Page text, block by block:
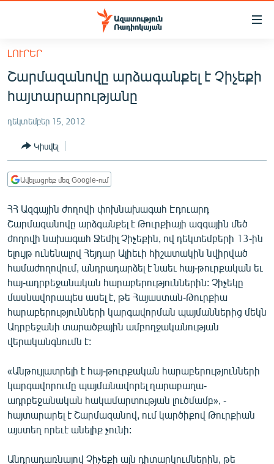
Մատչելիության
հիմնական
բովանդակությանը
Անցնել
հիմնական
մենյուին
ՀԱՅԱՍՏԱՆ
ՔԱՂԱՔԱԿԱՆ
ԸՆՏՐՈՒԹՅՈՒՆՆԵՐ 2026
ԻՐԱՎՈՒՆՔ
ՀԱՍԱՐԱԿՈՒԹՅՈՒՆ
ՂԱՐԱԲԱՂ
ՊԱՏԵՐԱԶՄԻ 6 ՇԱԲԱԹՆԵՐԸ
ՏԱՐԱԾԱՇՐՋԱՆ
ՄԻՋԱԶԳԱՅԻՆ
ՄՇԱԿՈՒՅԹ
ՍՊՈՐՏ
ՄԵԿՆԱԲԱՆՈՒԹՅՈՒՆ
ՏՏ ԵՒ ԻՆՏԵՐՆԵՏ
ԿՈՐՈՆԱՎԻՐՈՒՍ
ԱՐԽԻՎ
ՏԵՍԱՆՅՈՒԹԵՐ
ԲԱՆԱՎԵՃ
ԼՈՒՐԵՐ
Շարմազանովը արձագանքել է Չիչեքի
հայտարարությանը
դեկտեմբեր 15, 2012
Կիսվել
Ավելացրեք մեզ Google-ում
ՀՀ Ազգային ժողովի փոխնախագահ Էդուարդ
Շարմազանովը արձգանքել է Թուրքիայի ազգային մեծ
ժողովի նախագահ Ջեմիլ Չիչեքին, ով դեկտեմբերի 13-ին
ելույթ ունենալով Հեյդար Ալիեւի հիշատակին նվիրված
համաժողովում, անդրադարձել է նաեւ հայ-թուրքական եւ
հայ-ադրբեջանական հարաբերություններին: Չիչեկը
մասնավորապես ասել է, թե Հայաստան-Թուրքիա
հարաբերությունների կարգավորման պայմաններից մեկն
Ադրբեջանի տարածքային ամբողջականության
վերականգնումն է:
«Անթույլատրելի է հայ-թուրքական հարաբերությունների
կարգավորումը պայմանավորել ղարաբաղա-
ադրբեջանական հակամարտության լուծմամբ», -
հայտարարել է Շարմազանով, ում կարծիքով Թուրքիան
այստեղ որեւէ անելիք չունի:
Անդրադառնալով Չիչեքի այն դիտարկումներին, թե